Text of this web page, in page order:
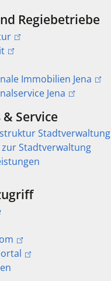
Regiebetriebe
Immobilien Jena
Jena
& Service
Stadtverwaltung
Stadtverwaltung